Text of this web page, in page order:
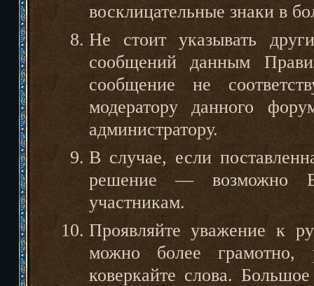
восклицательные знаки в
Не стоит указывать
сообщений данным
сообщение не
модератору данного
администратору.
В случае, если
решение — возможно
участникам.
Проявляйте уважение к
можно более грамотно,
коверкайте слова.